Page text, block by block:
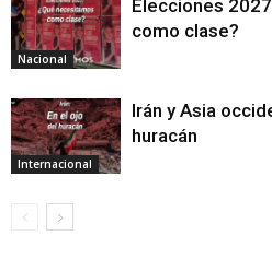
Nacional
Elecciones
como clase?
Internacional
Irán y Asia
huracán